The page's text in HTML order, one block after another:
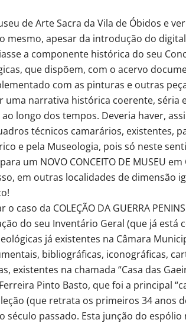
de Arte Sacra da Vila de Óbidos e
mesmo, apesar da introdução do
a componente histórica do seu
que dispõem, com o acervo
com as pinturas e outras
narrativa histórica coerente, séria
longo dos tempos. Deveria haver,
técnicos camarários, existentes,
e pela Museologia, pois só neste
um NOVO CONCEITO DE MUSEU
em outras localidades de dimensão
caso da COLEÇÃO DA GUERRA
do seu Inventário Geral (que já está
já existentes na Câmara
bibliográficas, iconográficas,
existentes na chamada “Casa das
Pinto Basto, que foi a principal
(que retrata os primeiros 34 anos
século passado. Esta junção do espólio